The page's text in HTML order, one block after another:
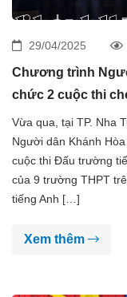
29/04/2025
Chương trình
chức 2 cuộc thi
Vừa qua, tại TP. Nha
Người dân Khánh
cuộc thi Đấu trường
của 9 trường THPT
tiếng Anh […]
Xem thêm